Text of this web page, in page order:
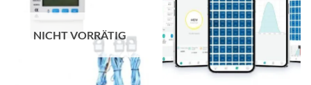
NICHT VORRÄTIG